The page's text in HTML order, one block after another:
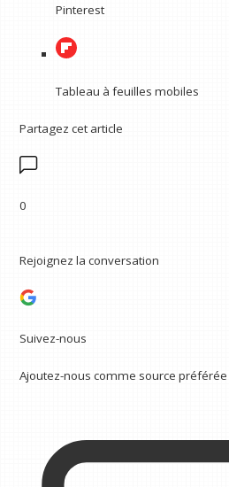
Pinterest
Tableau à feuilles mobiles
Partagez cet article
0
Rejoignez la conversation
Suivez-nous
Ajoutez-nous comme source